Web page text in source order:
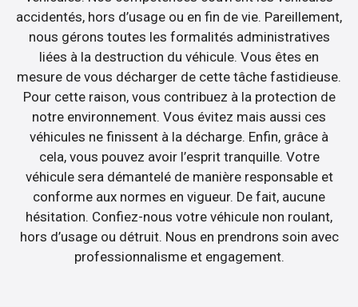
accidentés, hors d’usage ou en fin de vie. Pareillement,
nous gérons toutes les formalités administratives
liées à la destruction du véhicule. Vous êtes en
mesure de vous décharger de cette tâche fastidieuse.
Pour cette raison, vous contribuez à la protection de
notre environnement. Vous évitez mais aussi ces
véhicules ne finissent à la décharge. Enfin, grâce à
cela, vous pouvez avoir l’esprit tranquille. Votre
véhicule sera démantelé de manière responsable et
conforme aux normes en vigueur. De fait, aucune
hésitation. Confiez-nous votre véhicule non roulant,
hors d’usage ou détruit. Nous en prendrons soin avec
professionnalisme et engagement.